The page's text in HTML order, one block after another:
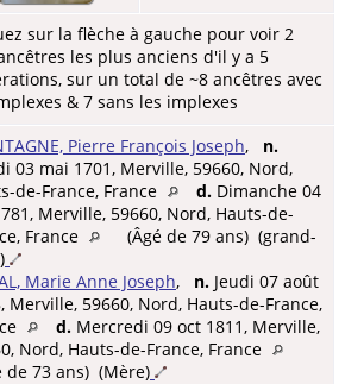
sur la flèche à gauche pour voir 2
les plus anciens d'il y a 5
sur un total de ~8 ancêtres avec
& 7 sans les implexes
Pierre François Joseph, n.
03 mai 1701, Merville, 59660, Nord,
de-France, France
d. Dimanche 04
Merville, 59660, Nord, Hauts-de-
France
(Âgé de 79 ans) (grand-
Marie Anne Joseph, n. Jeudi 07 août
Merville, 59660, Nord, Hauts-de-France,
d. Mercredi 09 oct 1811, Merville,
Nord, Hauts-de-France, France
de 73 ans) (Mère)